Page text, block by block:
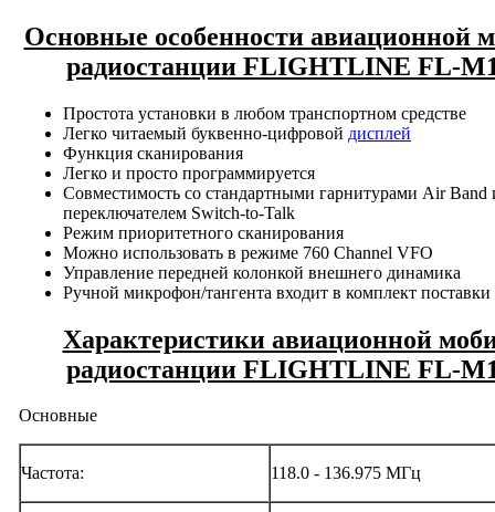
Основные особенности авиационной
радиостанции FLIGHTLINE FL-M
Простота установки в любом транспортном средстве
Легко читаемый буквенно-цифровой дисплей
Функция сканирования
Легко и просто программируется
Совместимость со стандартными гарнитурами Air Band
переключателем Switch-to-Talk
Режим приоритетного сканирования
Можно использовать в режиме 760 Channel VFO
Управление передней колонкой внешнего динамика
Ручной микрофон/тангента входит в комплект поставки
Характеристики авиационной
радиостанции FLIGHTLINE FL-M
Основные
Частота: 118.0 - 136.975 МГц